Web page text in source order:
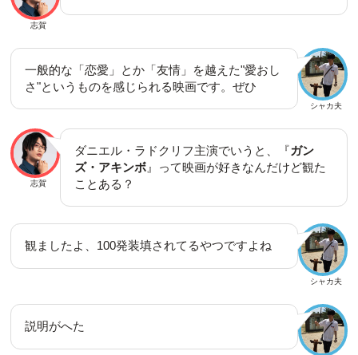
志賀
シャカ夫
一般的な「恋愛」とか「友情」を越えた"愛おし
さ"というものを感じられる映画です。ぜひ
志賀
ダニエル・ラドクリフ主演でいうと、『ガン
ズ・アキンボ 』って映画が好きなんだけど観た
ことある？
シャカ夫
観ましたよ、100発装填されてるやつですよね
説明がへた